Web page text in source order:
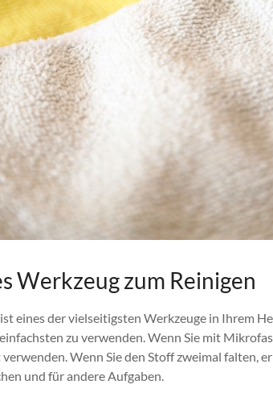
Werkzeug zum Reinigen
eines der vielseitigsten Werkzeuge in Ihrem
zu verwenden. Wenn Sie mit
Wenn Sie den Stoff zweimal falten,
und für andere Aufgaben.